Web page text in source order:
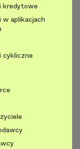
kredytowe
w aplikacjach
cykliczne